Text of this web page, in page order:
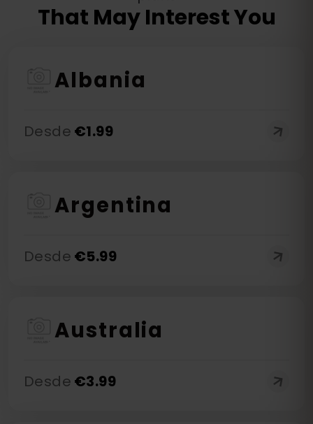
That May Interest You
Albania
Desde €1.99
Argentina
Desde €5.99
Australia
Desde €3.99